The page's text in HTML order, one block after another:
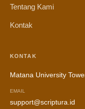
Tentang Kami
Kontak
KONTAK
Matana University
EMAIL
support@scriptura.id